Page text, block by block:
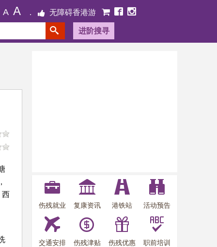
A A 无障碍香港游
进阶搜寻
西
伤残就业 复康资讯 港铁站 活动预告
交通安排 伤残津贴 伤残优惠 职前培训